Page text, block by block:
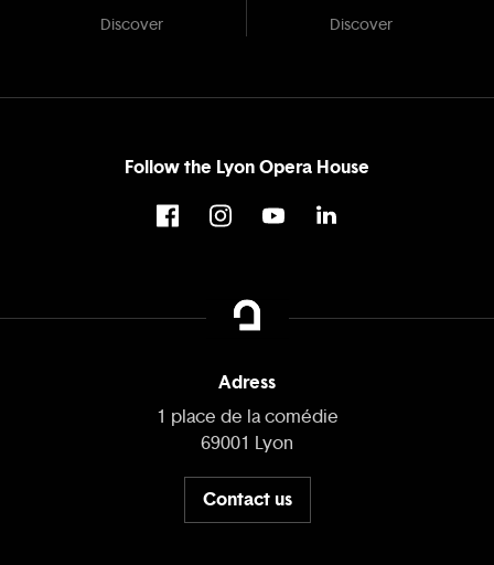
Discover Discover
Follow the Lyon Opera House
Adress
1 place de la comédie
69001 Lyon
Contact us